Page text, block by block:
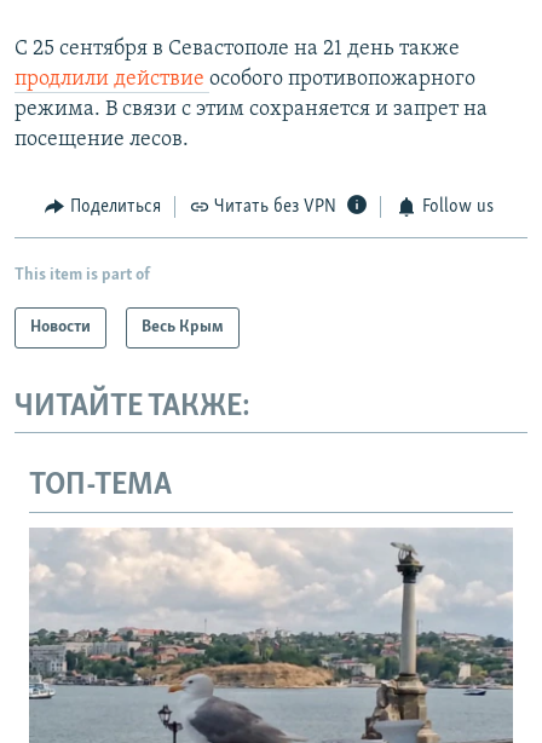
С 25 сентября в Севастополе на 21 день также
продлили действие особого противопожарного
режима. В связи с этим сохраняется и запрет на
посещение лесов.
Поделиться Читать без VPN Follow us
This item is part of
Новости Весь Крым
ЧИТАЙТЕ ТАКЖЕ:
ТОП-ТЕМА